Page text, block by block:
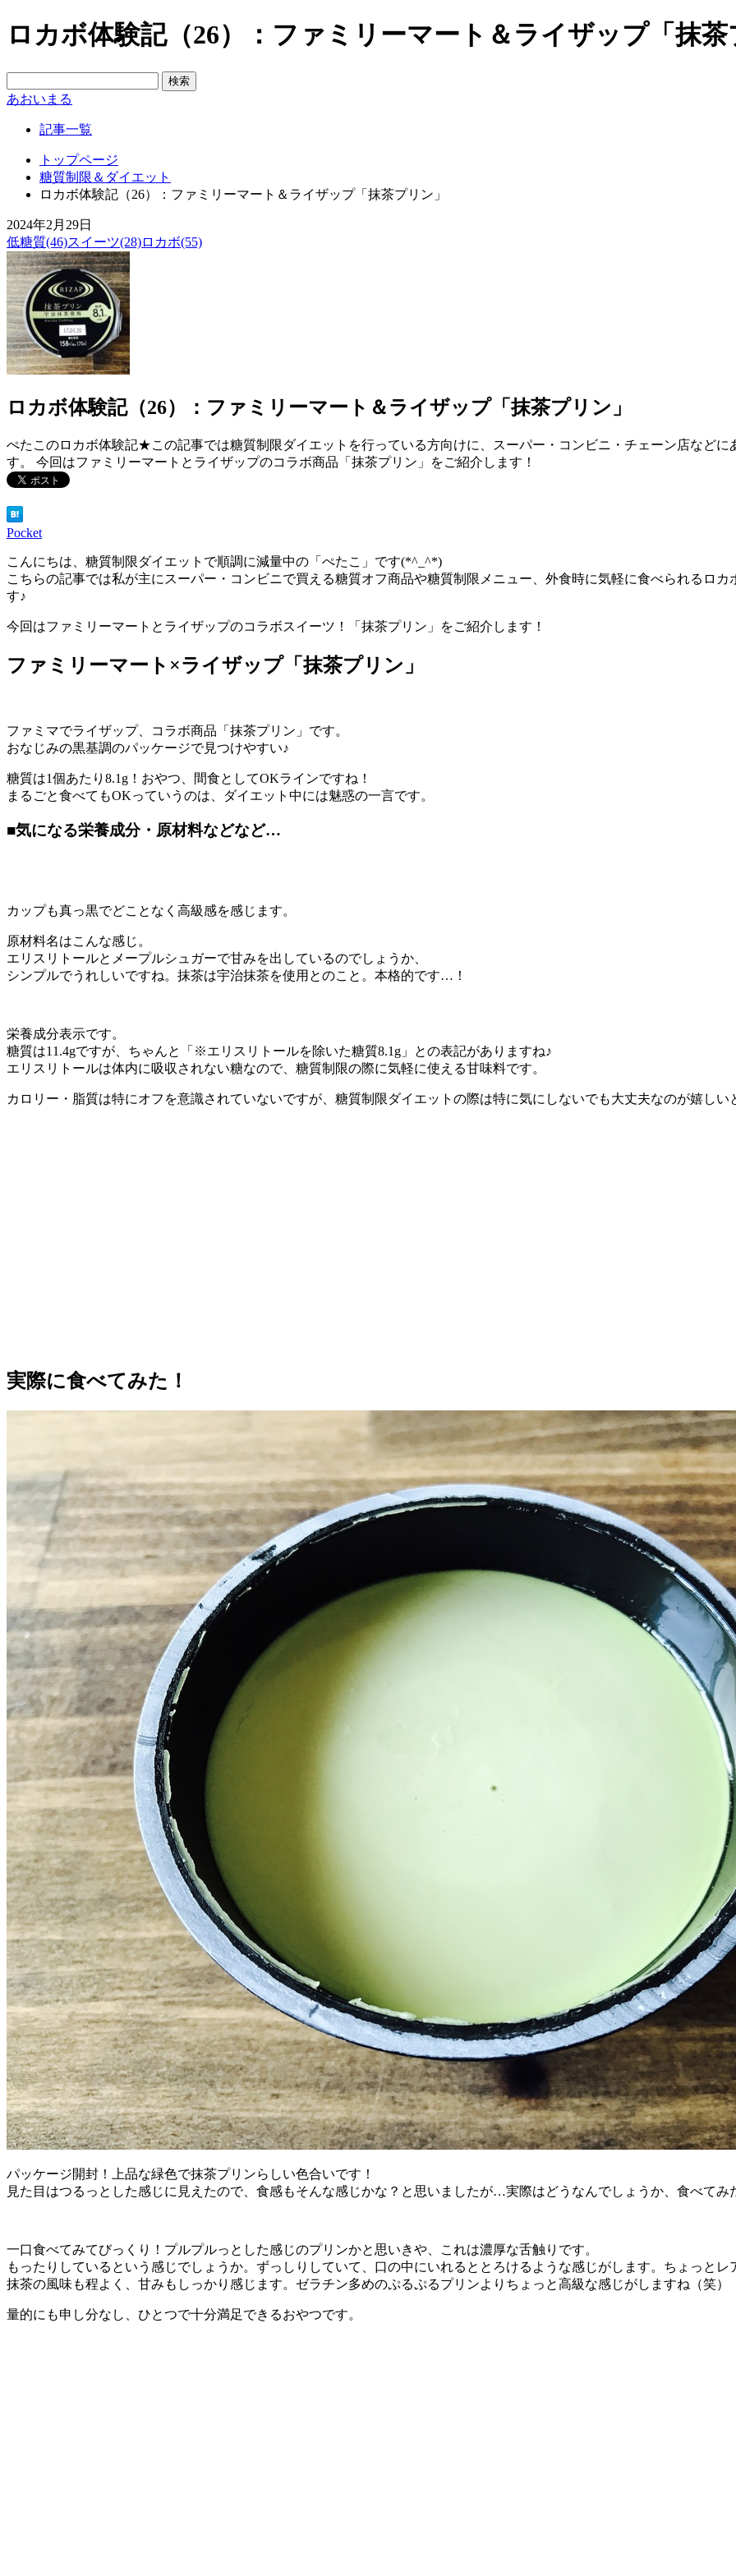
ロカボ体験記（26）：ファミリーマート＆ライザップ「抹
あおいまる
記事一覧
トップページ
糖質制限＆ダイエット
ロカボ体験記（26）：ファミリーマート＆ライザップ「抹茶プリン」
2024年2月29日
低糖質(46)スイーツ(28)ロカボ(55)
ロカボ体験記（26）：ファミリーマート＆ライザップ「抹茶プリン」
ぺたこのロカボ体験記★この記事では糖質制限ダイエットを行っている方向けに、スーパー・コンビニ・チェーン店など
す。 今回はファミリーマートとライザップのコラボ商品「抹茶プリン」をご紹介します！
Pocket
こんにちは、糖質制限ダイエットで順調に減量中の「ぺたこ」です(*^_^*)
こちらの記事では私が主にスーパー・コンビニで買える糖質オフ商品や糖質制限メニュー、外食時に気軽に食べられるロ
す♪
今回はファミリーマートとライザップのコラボスイーツ！「抹茶プリン」をご紹介します！
ファミリーマート×ライザップ「抹茶プリン」
ファミマでライザップ、コラボ商品「抹茶プリン」です。
おなじみの黒基調のパッケージで見つけやすい♪
糖質は1個あたり8.1g！おやつ、間食としてOKラインですね！
まるごと食べてもOKっていうのは、ダイエット中には魅惑の一言です。
■気になる栄養成分・原材料などなど…
カップも真っ黒でどことなく高級感を感じます。
原材料名はこんな感じ。
エリスリトールとメープルシュガーで甘みを出しているのでしょうか、
シンプルでうれしいですね。抹茶は宇治抹茶を使用とのこと。本格的です…！
栄養成分表示です。
糖質は11.4gですが、ちゃんと「※エリスリトールを除いた糖質8.1g」との表記がありますね♪
エリスリトールは体内に吸収されない糖なので、糖質制限の際に気軽に使える甘味料です。
カロリー・脂質は特にオフを意識されていないですが、糖質制限ダイエットの際は特に気にしないでも大丈夫なのが嬉しい
実際に食べてみた！
パッケージ開封！上品な緑色で抹茶プリンらしい色合いです！
見た目はつるっとした感じに見えたので、食感もそんな感じかな？と思いましたが…実際はどうなんでしょうか、食べてみ
一口食べてみてびっくり！プルプルっとした感じのプリンかと思いきや、これは濃厚な舌触りです。
もったりしているという感じでしょうか。ずっしりしていて、口の中にいれるととろけるような感じがします。ちょっと
抹茶の風味も程よく、甘みもしっかり感じます。ゼラチン多めのぷるぷるプリンよりちょっと高級な感じがしますね（笑）
量的にも申し分なし、ひとつで十分満足できるおやつです。